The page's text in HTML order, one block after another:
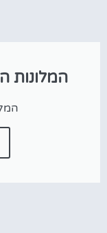
המלונות